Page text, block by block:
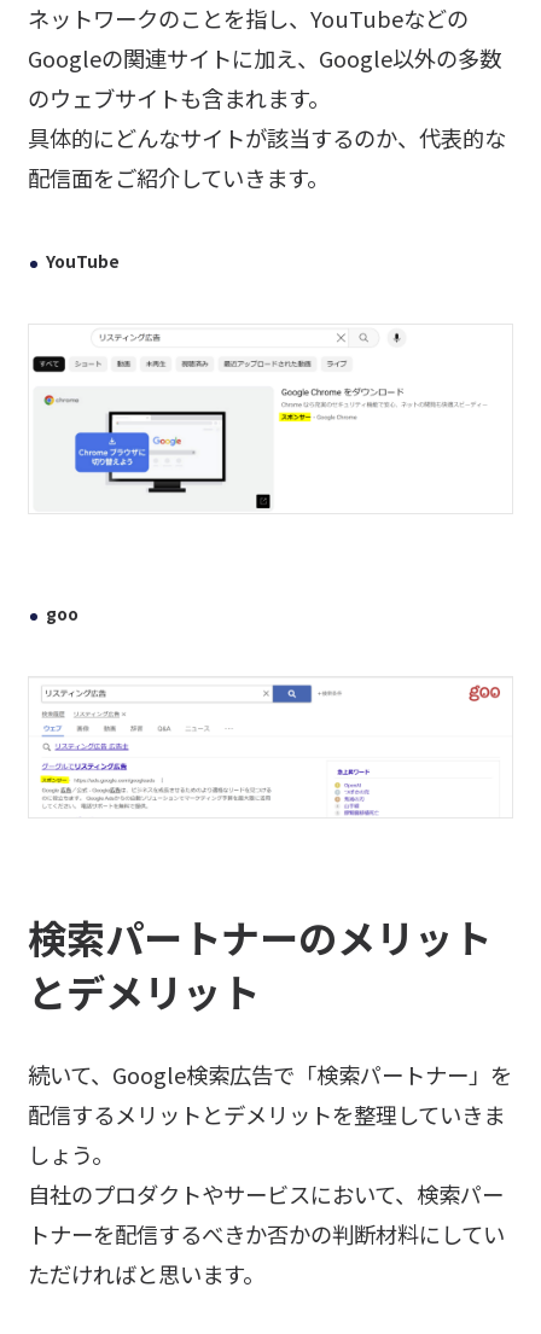
ネットワークのことを指し、YouTubeなどの
Googleの関連サイトに加え、Google以外の多数
のウェブサイトも含まれます。
具体的にどんなサイトが該当するのか、代表的な
配信面をご紹介していきます。
YouTube
goo
検索パートナーのメリット
とデメリット
続いて、Google検索広告で「検索パートナー」を
配信するメリットとデメリットを整理していきま
しょう。
自社のプロダクトやサービスにおいて、検索パー
トナーを配信するべきか否かの判断材料にしてい
ただければと思います。